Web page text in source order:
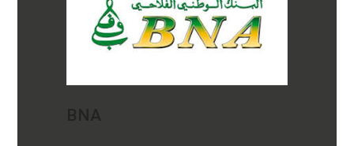
BNA